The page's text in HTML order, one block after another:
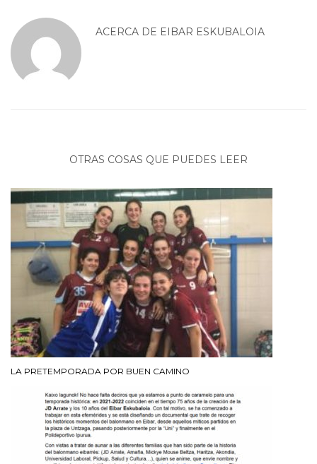
ACERCA DE EIBAR ESKUBALOIA
OTRAS COSAS QUE PUEDES LEER
LA PRETEMPORADA POR BUEN CAMINO